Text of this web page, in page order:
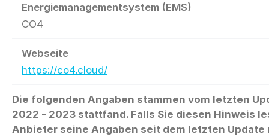
Energiemanagementsystem (EMS)
CO4
Webseite
https://co4.cloud/
Die folgenden Angaben stammen vom letzten
2022 - 2023 stattfand. Falls Sie diesen Hinweis
Anbieter seine Angaben seit dem letzten